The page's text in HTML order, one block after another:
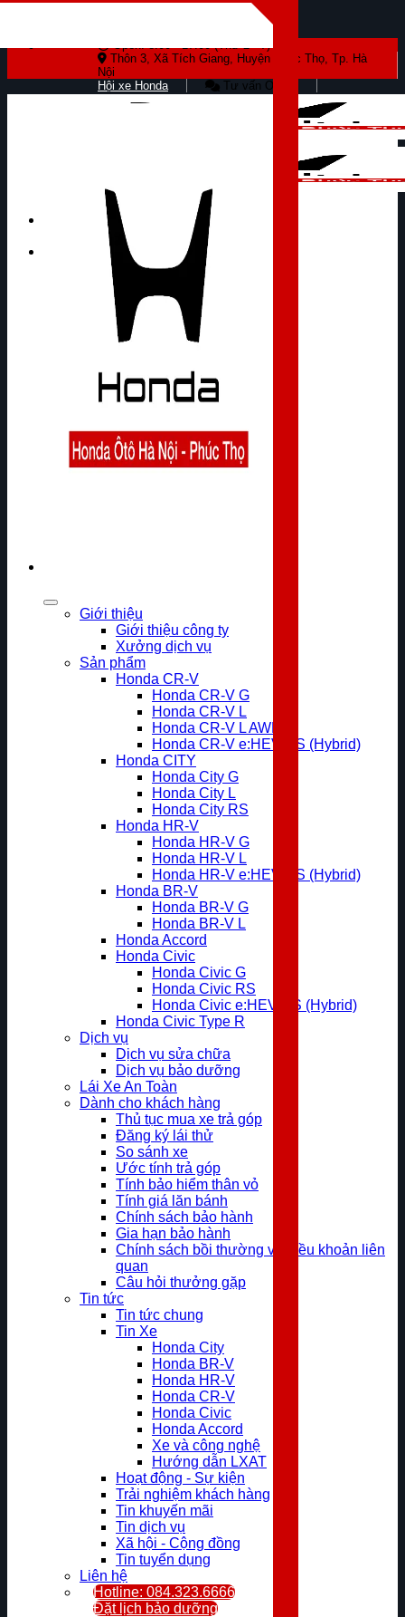
Open: 8:00 - 17:00 (Thứ 2 - 7)
Thôn 3, Xã Tích Giang, Huyện Phúc Thọ, Tp. Hà
Nội
Hội xe Honda
Tư vấn Online
Giới thiệu
Giới thiệu công ty
Xưởng dịch vụ
Sản phẩm
Honda CR-V
Honda CR-V G
Honda CR-V L
Honda CR-V L AWD
Honda CR-V e:HEV RS (Hybrid)
Honda CITY
Honda City G
Honda City L
Honda City RS
Honda HR-V
Honda HR-V G
Honda HR-V L
Honda HR-V e:HEV RS (Hybrid)
Honda BR-V
Honda BR-V G
Honda BR-V L
Honda Accord
Honda Civic
Honda Civic G
Honda Civic RS
Honda Civic e:HEV RS (Hybrid)
Honda Civic Type R
Dịch vụ
Dịch vụ sửa chữa
Dịch vụ bảo dưỡng
Lái Xe An Toàn
Dành cho khách hàng
Thủ tục mua xe trả góp
Đăng ký lái thử
So sánh xe
Ước tính trả góp
Tính bảo hiểm thân vỏ
Tính giá lăn bánh
Chính sách bảo hành
Gia hạn bảo hành
Chính sách bồi thường và điều khoản liên
quan
Câu hỏi thưởng gặp
Tin tức
Tin tức chung
Tin Xe
Honda City
Honda BR-V
Honda HR-V
Honda CR-V
Honda Civic
Honda Accord
Xe và công nghệ
Hướng dẫn LXAT
Hoạt động - Sự kiện
Trải nghiệm khách hàng
Tin khuyến mãi
Tin dịch vụ
Xã hội - Cộng đồng
Tin tuyển dụng
Liên hệ
Hotline: 084.323.6666
Đặt lịch bảo dưỡng